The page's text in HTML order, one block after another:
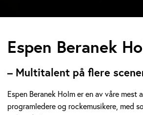
E
p
e
Espen Beranek
– Multitalent på flere
Espen Beranek Holm er en av våre mest
programledere og rockemusikere, med